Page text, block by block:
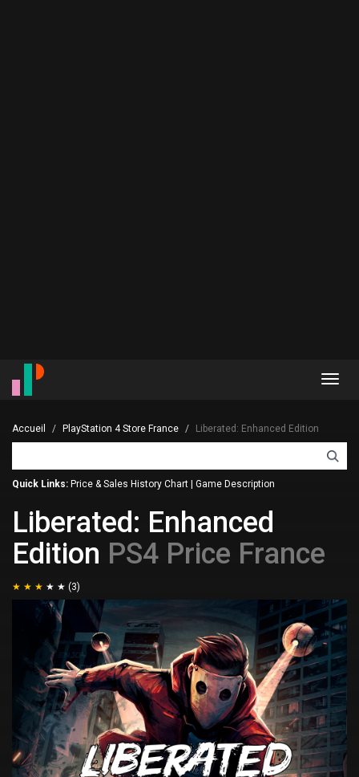
Accueil PlayStation 4 Store France Liberated: Enhanced Edition
Quick Links: Price & Sales History Chart Game Description
Liberated: Enhanced
Edition PS4 Price France
(3)